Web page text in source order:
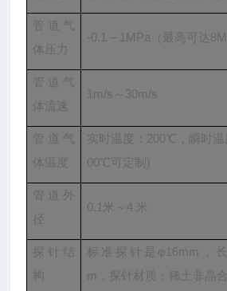
管道气
体压力
-0.1 – 1MPa（最高可达
管道气
体流速
1m/s～30m/s
管道气
体温度
实时温度：200℃，瞬时
00℃可定制)
管道外
径
0.1米～4 米
探针结
构
标准探针是φ16mm，长
m，探针材质：稀土非晶合